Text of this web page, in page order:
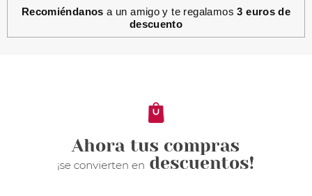
Recomiéndanos a un amigo y te regalamos3 euros de
descuento